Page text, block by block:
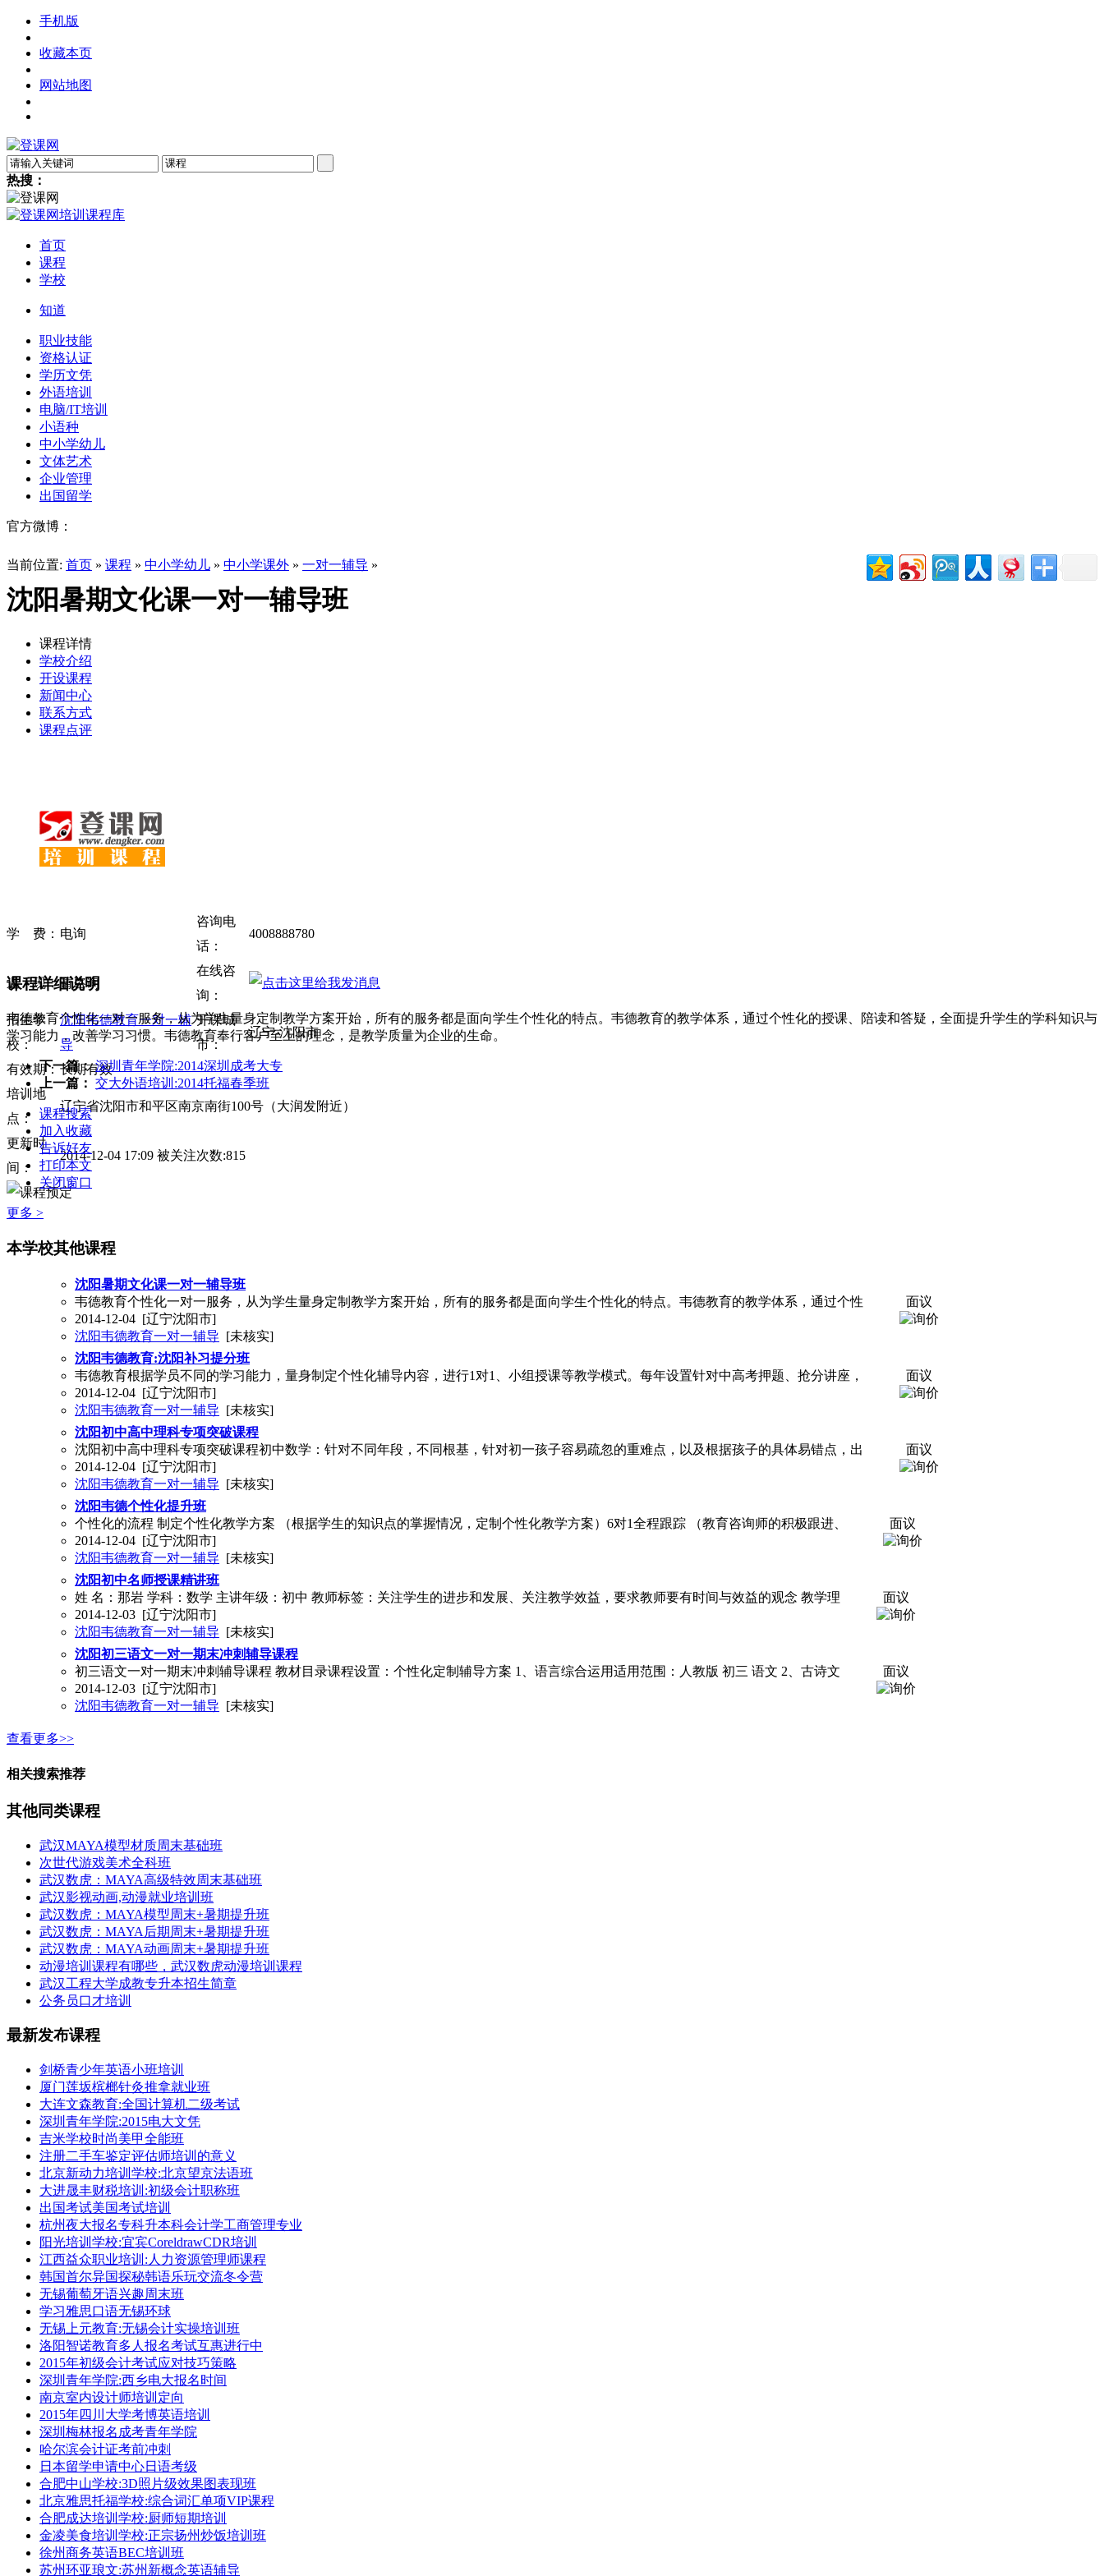
手机版
收藏本页
网站地图
热搜：
首页
课程
学校
知道
职业技能
资格认证
学历文凭
外语培训
电脑/IT培训
小语种
中小学幼儿
文体艺术
企业管理
出国留学
官方微博：
当前位置: 首页 » 课程 » 中小学幼儿 » 中小学课外 » 一对一辅导 »
沈阳暑期文化课一对一辅导班
课程详情
学校介绍
开设课程
新闻中心
联系方式
课程点评
学 费： 电询
咨询电
话：
4008888780
返 现：请咨询
在线咨
询：
招生学
校：
沈阳韦德教育一对一辅
导
开课城
市：
辽宁-沈阳市
有效期：长期有效
培训地
点：
辽宁省沈阳市和平区南京南街100号（大润发附近）
更新时
间：
2014-12-04 17:09 被关注次数:815
课程详细说明
韦德教育个性化一对一服务，从为学生量身定制教学方案开始，所有的服务都是面向学生个性化的特点。韦德教育的教学体系，通过个性化的授课、陪读和答疑，全面提升学生的学科知识与
学习能力，改善学习习惯。韦德教育奉行客户至上的理念，是教学质量为企业的生命。
下一篇： 深圳青年学院:2014深圳成考大专
上一篇： 交大外语培训:2014托福春季班
课程搜索
加入收藏
告诉好友
打印本文
关闭窗口
更多 >
本学校其他课程
沈阳暑期文化课一对一辅导班
韦德教育个性化一对一服务，从为学生量身定制教学方案开始，所有的服务都是面向学生个性化的特点。韦德教育的教学体系，通过个性
2014-12-04 [辽宁沈阳市]
沈阳韦德教育一对一辅导 [未核实]
面议
沈阳韦德教育:沈阳补习提分班
韦德教育根据学员不同的学习能力，量身制定个性化辅导内容，进行1对1、小组授课等教学模式。每年设置针对中高考押题、抢分讲座，
2014-12-04 [辽宁沈阳市]
沈阳韦德教育一对一辅导 [未核实]
面议
沈阳初中高中理科专项突破课程
沈阳初中高中理科专项突破课程初中数学：针对不同年段，不同根基，针对初一孩子容易疏忽的重难点，以及根据孩子的具体易错点，出
2014-12-04 [辽宁沈阳市]
沈阳韦德教育一对一辅导 [未核实]
面议
沈阳韦德个性化提升班
个性化的流程 制定个性化教学方案 （根据学生的知识点的掌握情况，定制个性化教学方案）6对1全程跟踪 （教育咨询师的积极跟进、
2014-12-04 [辽宁沈阳市]
沈阳韦德教育一对一辅导 [未核实]
面议
沈阳初中名师授课精讲班
姓 名：那岩 学科：数学 主讲年级：初中 教师标签：关注学生的进步和发展、关注教学效益，要求教师要有时间与效益的观念 教学理
2014-12-03 [辽宁沈阳市]
沈阳韦德教育一对一辅导 [未核实]
面议
沈阳初三语文一对一期末冲刺辅导课程
初三语文一对一期末冲刺辅导课程 教材目录课程设置：个性化定制辅导方案 1、语言综合运用适用范围：人教版 初三 语文 2、古诗文
2014-12-03 [辽宁沈阳市]
沈阳韦德教育一对一辅导 [未核实]
面议
查看更多>>
相关搜索推荐
其他同类课程
武汉MAYA模型材质周末基础班
次世代游戏美术全科班
武汉数虎：MAYA高级特效周末基础班
武汉影视动画,动漫就业培训班
武汉数虎：MAYA模型周末+暑期提升班
武汉数虎：MAYA后期周末+暑期提升班
武汉数虎：MAYA动画周末+暑期提升班
动漫培训课程有哪些，武汉数虎动漫培训课程
武汉工程大学成教专升本招生简章
公务员口才培训
最新发布课程
剑桥青少年英语小班培训
厦门莲坂槟榔针灸推拿就业班
大连文森教育:全国计算机二级考试
深圳青年学院:2015电大文凭
吉米学校时尚美甲全能班
注册二手车鉴定评估师培训的意义
北京新动力培训学校:北京望京法语班
大进晟丰财税培训:初级会计职称班
出国考试美国考试培训
杭州夜大报名专科升本科会计学工商管理专业
阳光培训学校:宜宾CoreldrawCDR培训
江西益众职业培训:人力资源管理师课程
韩国首尔异国探秘韩语乐玩交流冬令营
无锡葡萄牙语兴趣周末班
学习雅思口语无锡环球
无锡上元教育:无锡会计实操培训班
洛阳智诺教育多人报名考试互惠进行中
2015年初级会计考试应对技巧策略
深圳青年学院:西乡电大报名时间
南京室内设计师培训定向
2015年四川大学考博英语培训
深圳梅林报名成考青年学院
哈尔滨会计证考前冲刺
日本留学申请中心日语考级
合肥中山学校:3D照片级效果图表现班
北京雅思托福学校:综合词汇单项VIP课程
合肥成达培训学校:厨师短期培训
金凌美食培训学校:正宗扬州炒饭培训班
徐州商务英语BEC培训班
苏州环亚琅文:苏州新概念英语辅导